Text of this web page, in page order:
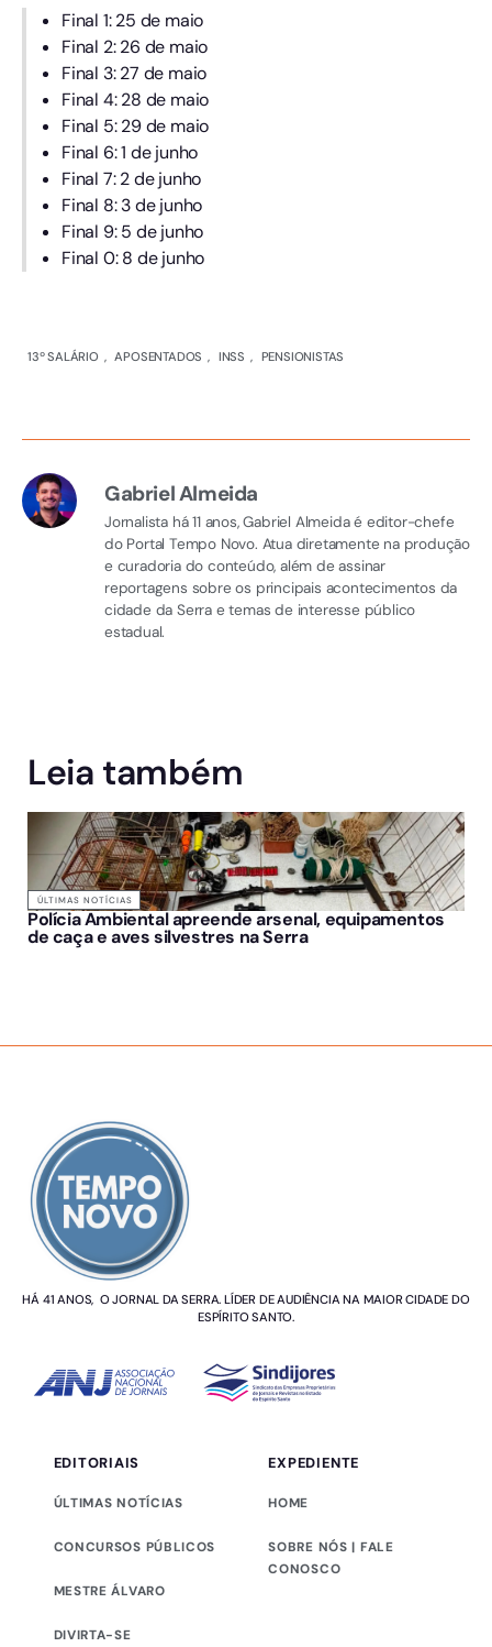
Final 1: 25 de maio
Final 2: 26 de maio
Final 3: 27 de maio
Final 4: 28 de maio
Final 5: 29 de maio
Final 6: 1 de junho
Final 7: 2 de junho
Final 8: 3 de junho
Final 9: 5 de junho
Final 0: 8 de junho
13º SALÁRIO , APOSENTADOS , INSS , PENSIONISTAS
Gabriel Almeida
Jornalista há 11 anos, Gabriel Almeida é editor-chefe
do Portal Tempo Novo. Atua diretamente na produção
e curadoria do conteúdo, além de assinar
reportagens sobre os principais acontecimentos da
cidade da Serra e temas de interesse público
estadual.
Leia também
ÚLTIMAS NOTÍCIAS
Polícia Ambiental apreende arsenal, equipamentos
de caça e aves silvestres na Serra
HÁ 41 ANOS, O JORNAL DA SERRA. LÍDER DE AUDIÊNCIA NA MAIOR CIDADE DO
ESPÍRITO SANTO.
EDITORIAIS
ÚLTIMAS NOTÍCIAS
CONCURSOS PÚBLICOS
MESTRE ÁLVARO
DIVIRTA-SE
EXPEDIENTE
HOME
SOBRE NÓS | FALE
CONOSCO